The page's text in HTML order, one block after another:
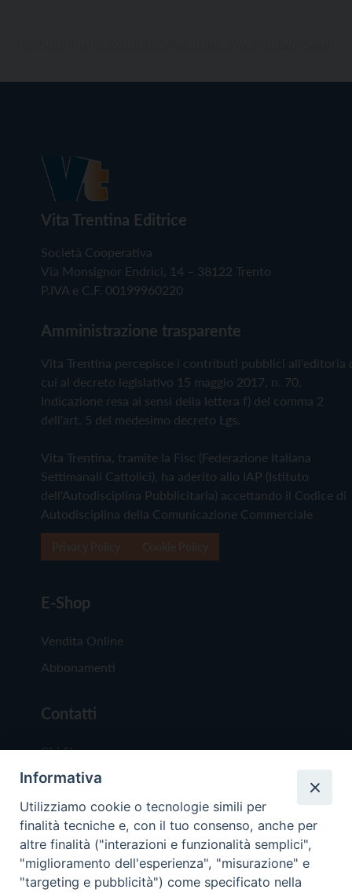
Vita Trentina Editrice
Società Cooperativa
Via Monsignor Endrici, 14 – 38122 Trento
P.IVA e C.F. 00199960220
Amministrazione trasparente
Vita Trentina percepisce i contributi pubblici all'editoria
cui al decreto legislativo 15 maggio 2017, n. 70.
Indicazione resa ai sensi della lettera f) del comma 2
dell'art. 5 del medesimo decreto Lgs.
Vita Trentina, tramite la Fisc (Federazione Italiana
Settimanali Cattolici), ha aderito allo IAP (Istituto
dell'Autodisciplina Pubblicitaria) accettando il Codice di
Autodisciplina della Comunicazione Commerciale
E-Shop
Vendita Online
Abbonamenti
Contatti
Chi Siamo
Redazione
Scrivici
Informativa
Utilizziamo cookie o tecnologie simili per
finalità tecniche e, con il tuo consenso, anche per
altre finalità ("interazioni e funzionalità semplici",
"miglioramento dell'esperienza", "misurazione" e
"targeting e pubblicità") come specificato nella